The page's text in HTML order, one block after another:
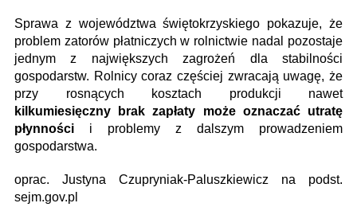
Sprawa z województwa świętokrzyskiego pokazuje, że
problem zatorów płatniczych w rolnictwie nadal pozostaje
jednym z największych zagrożeń dla stabilności
gospodarstw. Rolnicy coraz częściej zwracają uwagę, że
przy rosnących kosztach produkcji nawet
kilkumiesięczny brak zapłaty może oznaczać utratę
płynności i problemy z dalszym prowadzeniem
gospodarstwa.
oprac. Justyna Czupryniak-Paluszkiewicz na podst.
sejm.gov.pl